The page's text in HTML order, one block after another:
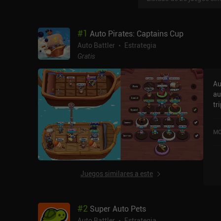
#1 Auto Pirates: Captains Cup
Auto Battler
Estrategia
Gratis
Juegos similares a este
el
#2 Super Auto Pets